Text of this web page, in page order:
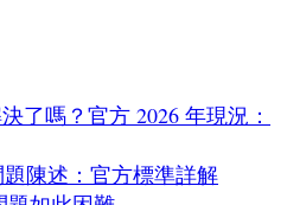
了嗎？官方 2026 年現況：
題陳述：官方標準詳解